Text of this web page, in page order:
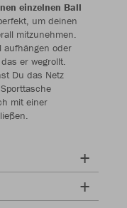
einzelnen Ball
um deinen
mitzunehmen.
aufhängen oder
er wegrollt.
Du das Netz
mit einer